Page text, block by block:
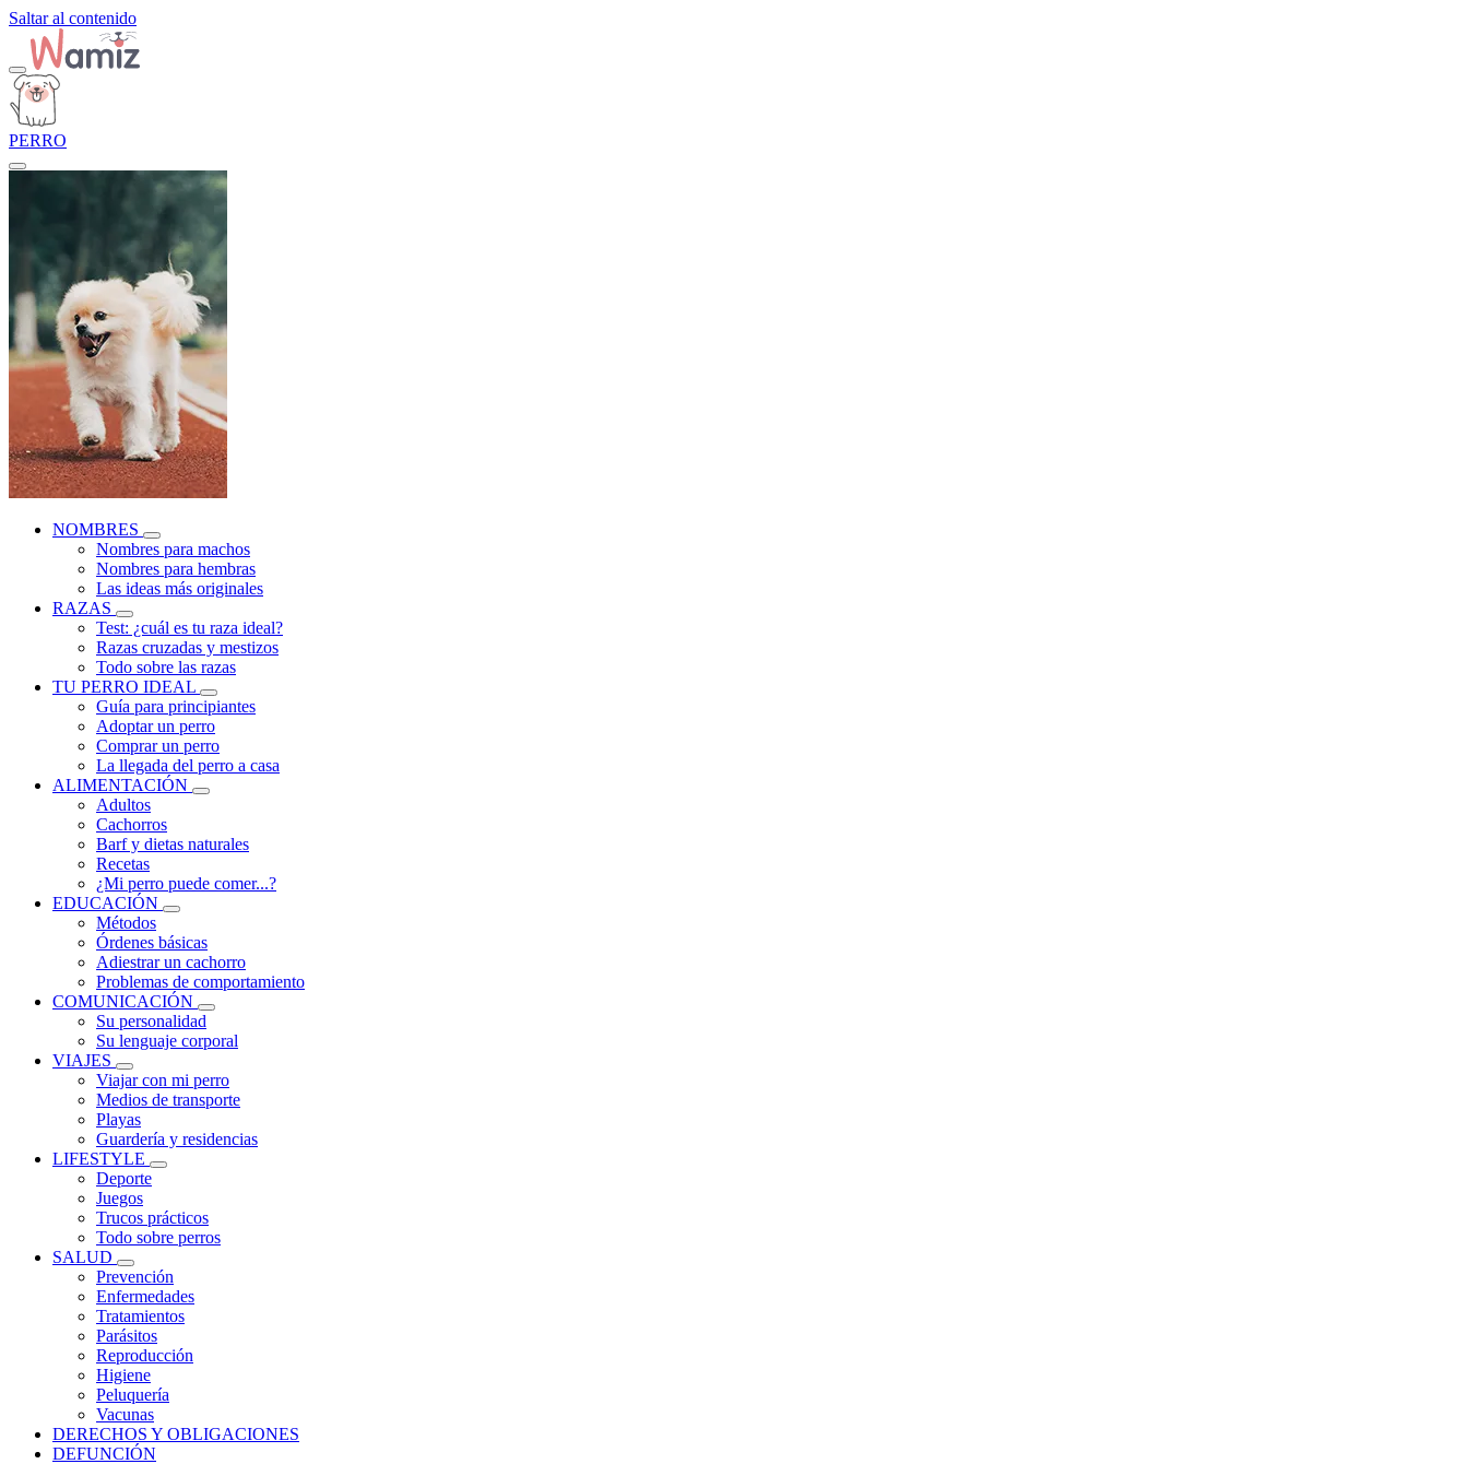
Saltar al contenido
PERRO
NOMBRES
Nombres para machos
Nombres para hembras
Las ideas más originales
RAZAS
Test: ¿cuál es tu raza ideal?
Razas cruzadas y mestizos
Todo sobre las razas
TU PERRO IDEAL
Guía para principiantes
Adoptar un perro
Comprar un perro
La llegada del perro a casa
ALIMENTACIÓN
Adultos
Cachorros
Barf y dietas naturales
Recetas
¿Mi perro puede comer...?
EDUCACIÓN
Métodos
Órdenes básicas
Adiestrar un cachorro
Problemas de comportamiento
COMUNICACIÓN
Su personalidad
Su lenguaje corporal
VIAJES
Viajar con mi perro
Medios de transporte
Playas
Guardería y residencias
LIFESTYLE
Deporte
Juegos
Trucos prácticos
Todo sobre perros
SALUD
Prevención
Enfermedades
Tratamientos
Parásitos
Reproducción
Higiene
Peluquería
Vacunas
DERECHOS Y OBLIGACIONES
DEFUNCIÓN